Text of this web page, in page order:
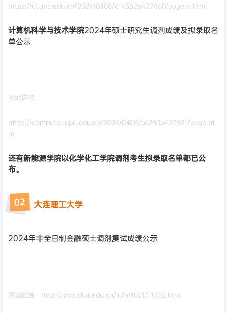
https://cj.upc.edu.cn/2024/0408/c14362a427860/pagem.htm
计算机科学与技术学院2024年硕士研究生调剂成绩及拟录取名
单公示
网址链接：
https://computer.upc.edu.cn/2024/0409/c6280a427881/page.ht
m
还有新能源学院以化学化工学院调剂考生拟录取名单都已公
布。
02 大连理工大学
2024年非全日制金融硕士调剂复试成绩公示
网址链接：http://mba.dlut.edu.cn/info/1021/11552.htm